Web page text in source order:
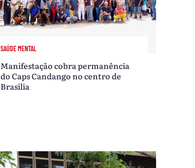
SAÚDE MENTAL
Manifestação cobra permanência
do Caps Candango no centro de
Brasília